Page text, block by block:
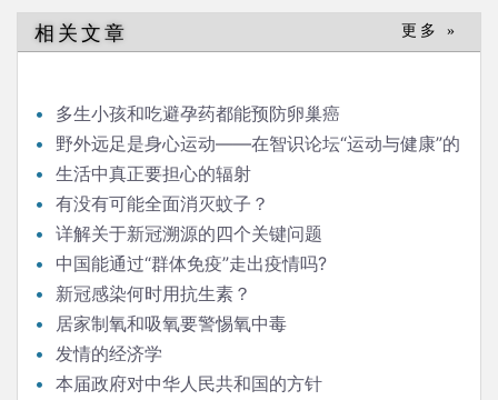
相关文章 更多 »
多生小孩和吃避孕药都能预防卵巢癌
野外远足是身心运动——在智识论坛“运动与健康”的
发言生活中真正要担心的辐射
有没有可能全面消灭蚊子？
详解关于新冠溯源的四个关键问题
中国能通过“群体免疫”走出疫情吗?
新冠感染何时用抗生素？
居家制氧和吸氧要警惕氧中毒
发情的经济学
本届政府对中华人民共和国的方针